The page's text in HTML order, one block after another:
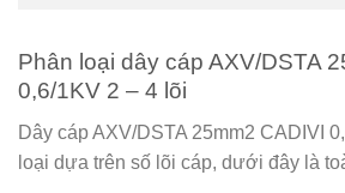
Phân loại dây cáp AXV/DSTA
0,6/1KV 2 – 4 lõi
Dây cáp AXV/DSTA 25mm2 CADIVI
loại dựa trên số lõi cáp, dưới đây là